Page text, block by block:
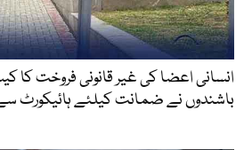
باشندوں نے ضمانت کیلئے ہائیکورٹ سے